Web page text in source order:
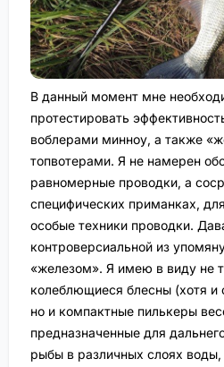
В данный момент мне
протестировать
воблерами минноу, а также
топвотерами. Я не намерен
равномерные проводки, а
специфических приманках,
особые техники проводки.
контроверсиальной из
«железом». Я имею в виду не
колеблющиеся блесны (хотя и
но и компактные пилькеры
предназначенные для
рыбы в различных слоях